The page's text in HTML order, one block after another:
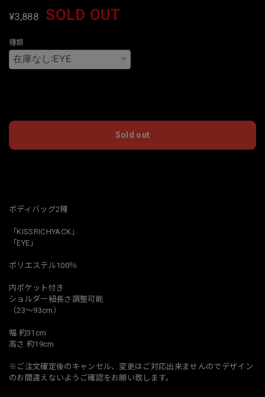
¥3,888 SOLD OUT
種類
Sold out
ボディバッグ2種
「KISSRICHYACK」
「EYE」
ポリエステル100％
内ポケット付き
ショルダー紐長さ調整可能
（23～93cm）
幅 約31cm
高さ 約19cm
※ご注文確定後のキャンセル、変更はご対応出来ませんのでデザイン
のお間違えないようご確認をお願い致します。